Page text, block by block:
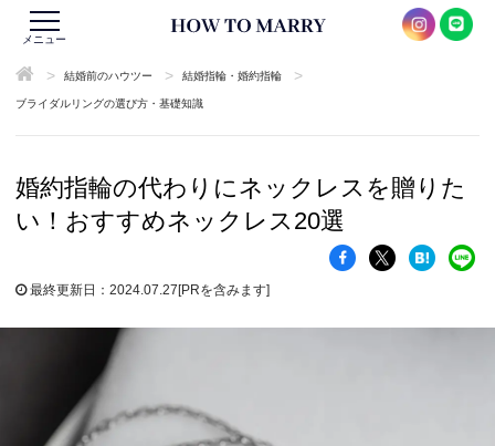
メニュー
> 結婚前のハウツー > 結婚指輪・婚約指輪 >
ブライダルリングの選び方・基礎知識
婚約指輪の代わりにネックレスを贈りた
い！おすすめネックレス20選
最終更新日：2024.07.27[PRを含みます]